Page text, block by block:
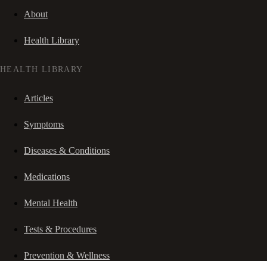
About
Health Library
HEALTH LIBRARY
Articles
Symptoms
Diseases & Conditions
Medications
Mental Health
Tests & Procedures
Prevention & Wellness